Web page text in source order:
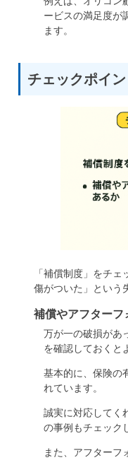
ービスの満足度が
ます。
チェックポイ
「補償制度」をチェ
傷がついた」という
補償やアフターフ
万が一の破損があ
を確認しておくと
基本的に、保険の
れています。
誠実に対応してく
の事例もチェック
また、アフターフ